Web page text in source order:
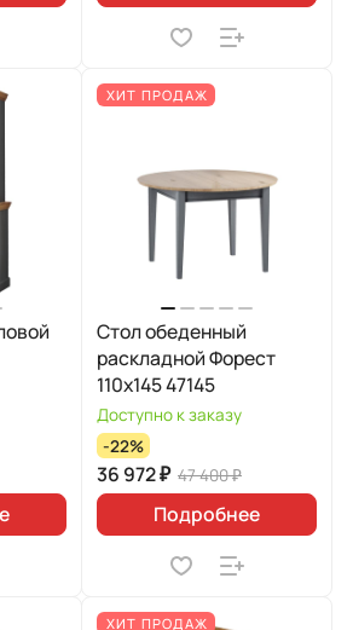
ХИТ ПРОДАЖ
Стол обеденный
раскладной Форест
110х145 47145
Доступно к заказу
-22%
36 972 ₽ 47 400 ₽
Подробнее
ХИТ ПРОДАЖ